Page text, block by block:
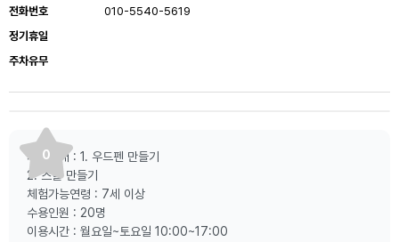
전화번호
010-5540-5619
정기휴일
주차유무
0
체험안내 : 1. 우드펜 만들기
2. 스툴 만들기
체험가능연령 : 7세 이상
수용인원 : 20명
이용시간 : 월요일~토요일 10:00~17:00